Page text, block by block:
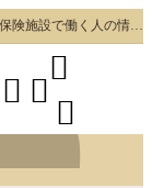
機能訓練指導員として通所介護、老人ホームなどの介護保険施設で働く人の情報・コミュニケーションスペース
 

